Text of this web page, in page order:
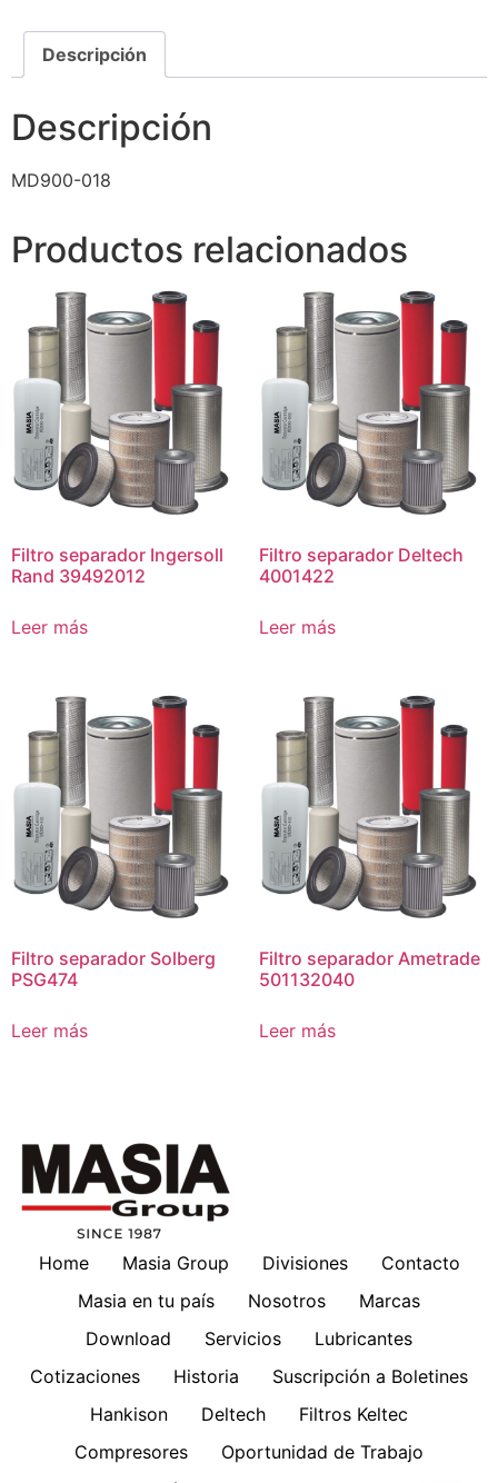
Descripción
Descripción
MD900-018
Productos relacionados
Filtro separador Ingersoll
Rand 39492012
Leer más
Filtro separador Deltech
4001422
Leer más
Filtro separador Solberg
PSG474
Leer más
Filtro separador Ametrade
501132040
Leer más
Home Masia Group Divisiones
Contacto
Masia en tu país
Nosotros
Marcas
Download
Servicios
Lubricantes
Cotizaciones
Historia
Suscripción a Boletines
Hankison
Deltech
Filtros Keltec
Compresores
Oportunidad de Trabajo